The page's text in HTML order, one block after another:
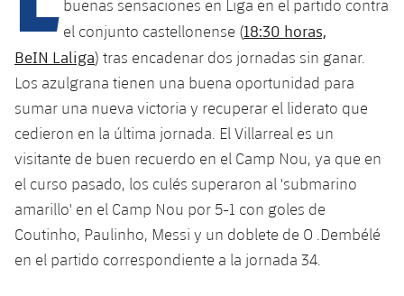
plusicon
más
Instalaciones
Spotify Camp Nou
Palau Blaugrana
Estadi Johan Cruyff
SUB13
SUB12
SUB11 A
SUB11 B
SUB10 A
SUB10 B
SUB13 B
SUB12 C
SUB11 C
Entradas
Gameday Shows
Resultados
Clasificación
Jugadores
Base
Barça Atlètic
Cadete A
Cadete B
Infantil A
Campus Verano
PLUSICON
MÁS
Primer Equipo
plusicon
más
Actualidad
Calendario
Entradas
Barça Atlètic
plusicon
más
Actualidad
Calendario
Base
plusicon
más
Actualidad
PLUSICON
MÁS
buenas sensaciones en Liga en el partido contra
el conjunto castellonense (18:30 horas,
BeIN Laliga) tras encadenar dos jornadas sin ganar.
Los azulgrana tienen una buena oportunidad para
sumar una nueva victoria y recuperar el liderato que
cedieron en la última jornada. El Villarreal es un
visitante de buen recuerdo en el Camp Nou, ya que en
el curso pasado, los culés superaron al 'submarino
amarillo' en el Camp Nou por 5-1 con goles de
Coutinho, Paulinho, Messi y un doblete de O .Dembélé
en el partido correspondiente a la jornada 34.